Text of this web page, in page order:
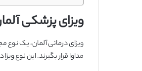
ویزای پزشکی
ویزای درمانی آلمان، یک نوع
مداوا قرار بگیرند. این نوع ویزا دارای ۲ نوع است که